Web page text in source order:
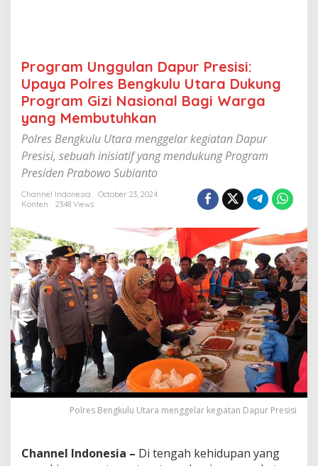
s
i
:
U
p
a
y
P
e
s
B
e
n
l
u
U
t
r
u
Program Unggulan Dapur Presisi:
Upaya Polres Bengkulu Utara Dukung
Program Gizi Nasional Bagi Warga
yang Membutuhkan
Polres Bengkulu Utara menggelar kegiatan Dapur
Presisi, sebuah inisiatif yang mendukung Program
Presiden Prabowo Subianto
Channel Indonesia
October 23, 2024
Konten
2348 Views
Polres Bengkulu Utara menggelar kegiatan Dapur Presisi
Channel Indonesia – Di tengah kehidupan yang